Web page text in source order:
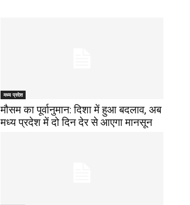
मध्य प्रदेश
मौसम का पूर्वानुमान: दिशा में हुआ बदलाव, अब
मध्य प्रदेश में दो दिन देर से आएगा मानसून